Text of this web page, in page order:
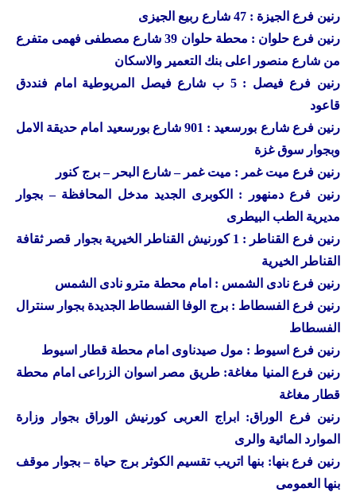
رنين فرع الجيزة : 47 شارع ربيع الجيزى
رنين
فرع حلوان : محطة حلوان 39 شارع مصطفى فهمى متفرع
من شارع منصور اعلى بنك التعمير والاسكان
رنين
فرع فيصل : 5 ب شارع فيصل المريوطية امام فنددق
قاعود
رنين
فرع شارع بورسعيد : 901 شارع بورسعيد امام حديقة الامل
وبجوار سوق غزة
رنين فرع ميت غمر : ميت غمر – شارع البحر – برج كنور
رنين فرع دمنهور : الكوبرى الجديد مدخل المحافظة – بجوار
مديرية الطب البيطرى
رنين
فرع القناطر : 1 كورنيش القناطر الخيرية بجوار قصر ثقافة
القناطر الخيرية
رنين فرع نادى الشمس : امام محطة مترو نادى الشمس
رنين فرع الفسطاط : برج الوفا الفسطاط الجديدة بجوار سنترال
الفسطاط
رنين فرع اسيوط : مول صيدناوى امام محطة قطار اسيوط
رنين فرع المنيا مغاغة: طريق مصر اسوان الزراعى امام محطة
قطار مغاغة
رنين فرع الوراق: ابراج العربى كورنيش الوراق بجوار وزارة
الموارد المائية والرى
رنين فرع بنها: بنها اتريب تقسيم الكوثر برج حياة – بجوار موقف
بنها العمومى